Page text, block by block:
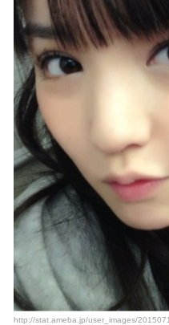
http://stat.ameba.jp/user_images/